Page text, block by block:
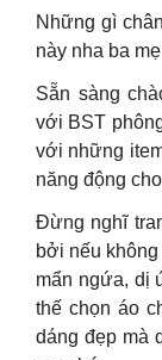
Những gì
này nha ba mẹ
Sẵn sàng
với BST
với những
năng động
Đừng nghĩ
bởi nếu
mẩn ngứa, dị
thế chọn áo
dáng đẹp mà